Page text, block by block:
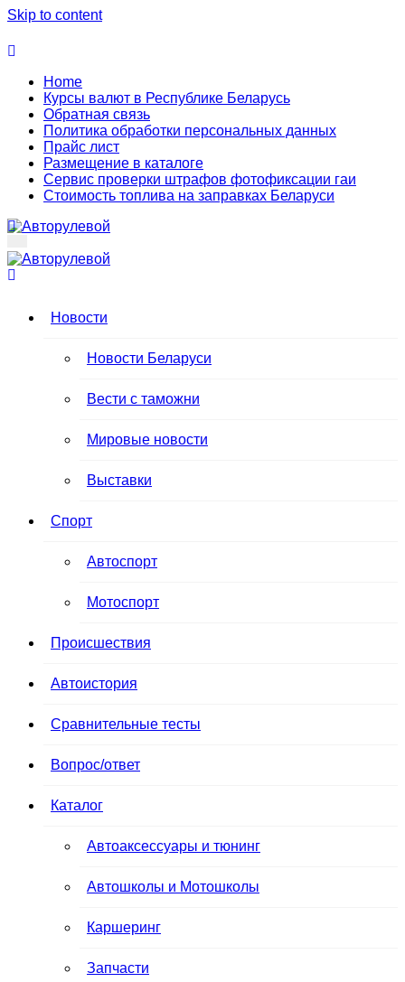
Skip to content
Home
Курсы валют в Республике Беларусь
Обратная связь
Политика обработки персональных данных
Прайс лист
Размещение в каталоге
Сервис проверки штрафов фотофиксации гаи
Стоимость топлива на заправках Беларуси
Авторулевой
Сайт про автомобили
Авторулевой
Новости
Новости Беларуси
Вести с таможни
Мировые новости
Выставки
Спорт
Автоспорт
Мотоспорт
Происшествия
Автоистория
Сравнительные тесты
Вопрос/ответ
Каталог
Автоакcессуары и тюнинг
Автошколы и Мотошколы
Каршеринг
Запчасти